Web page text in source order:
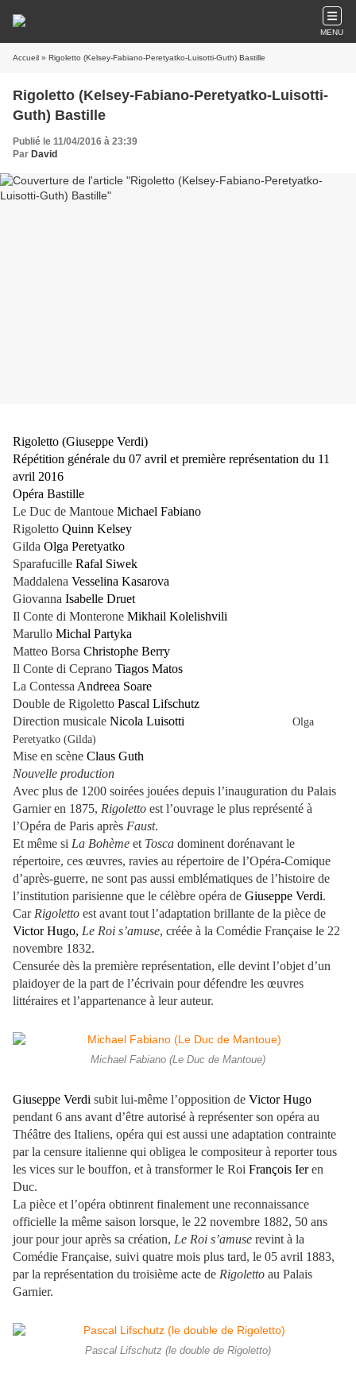
MENU
Accueil » Rigoletto (Kelsey-Fabiano-Peretyatko-Luisotti-Guth) Bastille
Rigoletto (Kelsey-Fabiano-Peretyatko-Luisotti-
Guth) Bastille
Publié le 11/04/2016 à 23:39
Par David
Rigoletto (Giuseppe Verdi)
Répétition générale du 07 avril et première représentation du 11
avril 2016
Opéra Bastille
Le Duc de Mantoue Michael Fabiano
Rigoletto Quinn Kelsey
Gilda Olga Peretyatko
Sparafucille Rafal Siwek
Maddalena Vesselina Kasarova
Giovanna Isabelle Druet
Il Conte di Monterone Mikhail Kolelishvili
Marullo Michal Partyka
Matteo Borsa Christophe Berry
Il Conte di Ceprano Tiagos Matos
La Contessa Andreea Soare
Double de Rigoletto Pascal Lifschutz
Direction musicale Nicola Luisotti
Olga
Peretyatko (Gilda)
Mise en scène Claus Guth
Nouvelle production
Avec plus de 1200 soirées jouées depuis l’inauguration du Palais
Garnier en 1875, Rigoletto est l’ouvrage le plus représenté à
l’Opéra de Paris après Faust.
Et même si La Bohème et Tosca dominent dorénavant le
répertoire, ces œuvres, ravies au répertoire de l’Opéra-Comique
d’après-guerre, ne sont pas aussi emblématiques de l’histoire de
l’institution parisienne que le célèbre opéra de Giuseppe Verdi.
Car Rigoletto est avant tout l’adaptation brillante de la pièce de
Victor Hugo, Le Roi s’amuse, créée à la Comédie Française le 22
novembre 1832.
Censurée dès la première représentation, elle devint l’objet d’un
plaidoyer de la part de l’écrivain pour défendre les œuvres
littéraires et l’appartenance à leur auteur.
Michael Fabiano (Le Duc de Mantoue)
Giuseppe Verdi subit lui-même l’opposition de Victor Hugo
pendant 6 ans avant d’être autorisé à représenter son opéra au
Théâtre des Italiens, opéra qui est aussi une adaptation contrainte
par la censure italienne qui obligea le compositeur à reporter tous
les vices sur le bouffon, et à transformer le Roi François Ieren
Duc.
La pièce et l’opéra obtinrent finalement une reconnaissance
officielle la même saison lorsque, le 22 novembre 1882, 50 ans
jour pour jour après sa création, Le Roi s’amuse revint à la
Comédie Française, suivi quatre mois plus tard, le 05 avril 1883,
par la représentation du troisième acte de Rigoletto au Palais
Garnier.
Pascal Lifschutz (le double de Rigoletto)